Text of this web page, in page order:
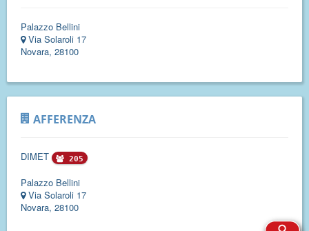
Palazzo Bellini
Via Solaroli 17
Novara, 28100
AFFERENZA
DIMET 205
Palazzo Bellini
Via Solaroli 17
Novara, 28100